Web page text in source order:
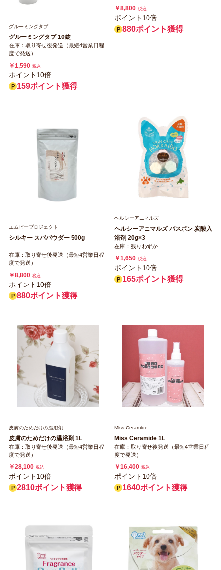
グルーミングタブ
グルーミングタブ 10錠
在庫：取り寄せ後発送（最短4営業日程
度で発送）
￥1,590 税込
ポイント10倍
159ポイント獲得
￥8,800 税込
ポイント10倍
880ポイント獲得
エムビープロジェクト
シルキー スパパウダー 500g
在庫：取り寄せ後発送（最短4営業日程
度で発送）
￥8,800 税込
ポイント10倍
880ポイント獲得
ヘルシーアニマルズ
ヘルシーアニマルズ バスポン 炭酸入
浴剤 20g×3
在庫：残りわずか
￥1,650 税込
ポイント10倍
165ポイント獲得
皮膚のためだけの温浴剤
皮膚のためだけの温浴剤 1L
在庫：取り寄せ後発送（最短4営業日程
度で発送）
￥28,100 税込
ポイント10倍
2810ポイント獲得
Miss Ceramide
Miss Ceramide 1L
在庫：取り寄せ後発送（最短4営業日程
度で発送）
￥16,400 税込
ポイント10倍
1640ポイント獲得